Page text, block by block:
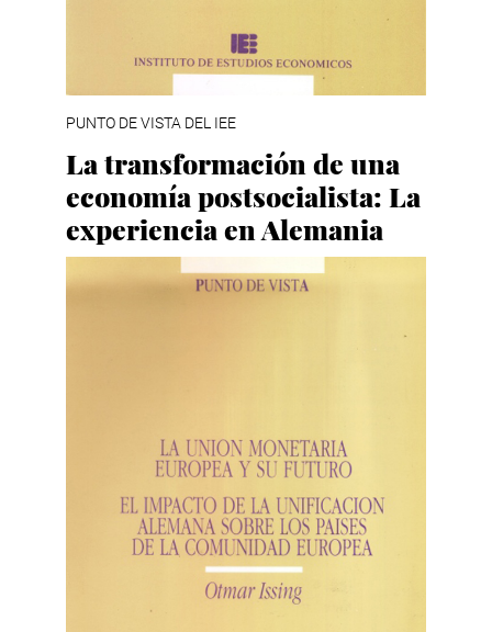
PUNTO DE VISTA DEL IEE
La transformación de una
economía postsocialista: La
experiencia en Alemania